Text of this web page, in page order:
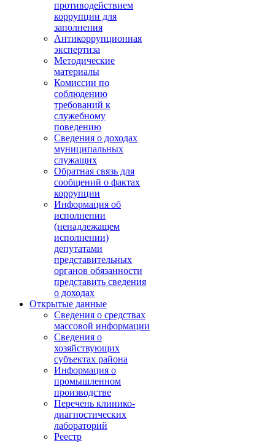
противодействием
коррупции для
заполнения
Антикоррупционная
экспертиза
Методические
материалы
Комиссии по
соблюдению
требований к
служебному
поведению
Сведения о доходах
муниципальных
служащих
Обратная связь для
сообщений о фактах
коррупции
Информация об
исполнении
(ненадлежащем
исполнении)
депутатами
представительных
органов обязанности
представить сведения
о доходах
Открытые данные
Сведения о средствах
массовой информации
Сведения о
хозяйствующих
субъектах района
Информация о
промышленном
производстве
Перечень клинико-
диагностических
лабораторий
Реестр